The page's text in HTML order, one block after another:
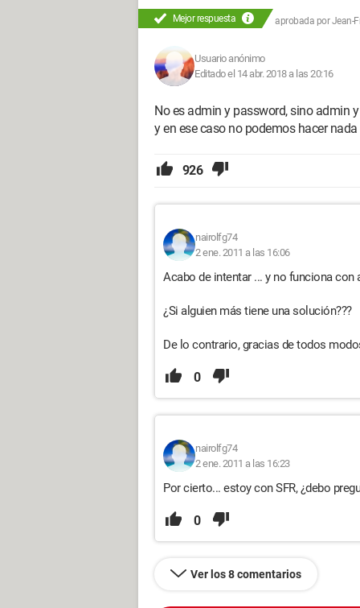
Mejor respuesta aprobada porJean-
Usuario anónimo
Editado el 14 abr. 2018 a las 20:16
No es admin y password, sino admin
y en ese caso no podemos hacer nada
926
nairolfg74
2 ene. 2011 a las 16:06
Acabo de intentar ... y no funciona con
¿Si alguien más tiene una solución???
De lo contrario, gracias de todos
0
nairolfg74
2 ene. 2011 a las 16:23
Por cierto... estoy con SFR, ¿debo
0
Ver los 8 comentarios